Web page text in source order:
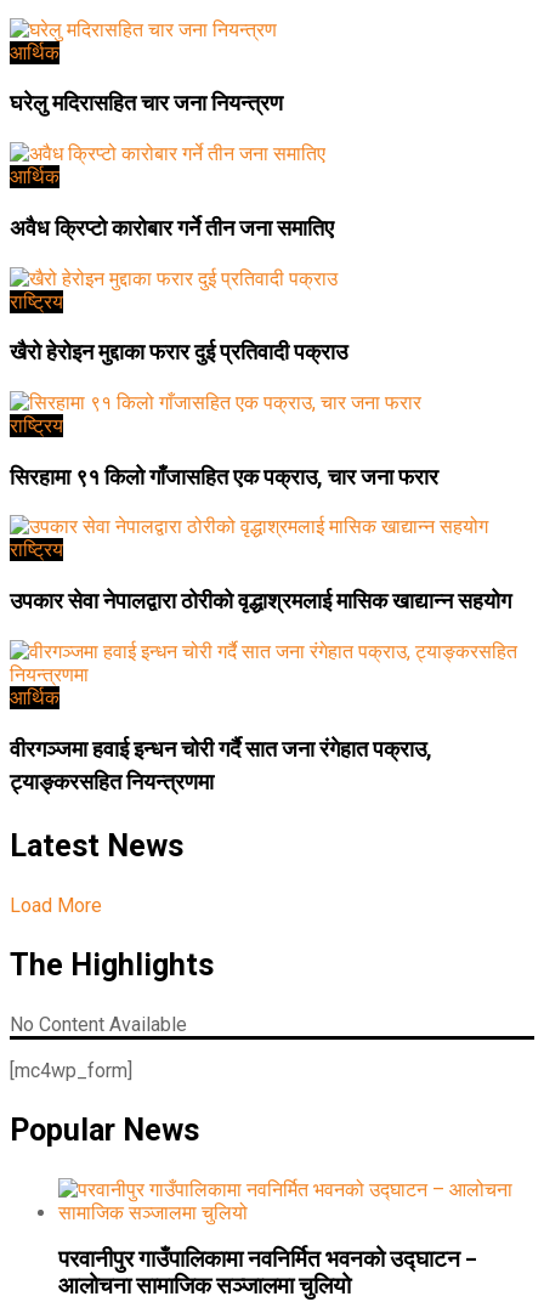
आर्थिक
घरेलु मदिरासहित चार जना नियन्त्रण
आर्थिक
अवैध क्रिप्टो कारोबार गर्ने तीन जना समातिए
राष्ट्रिय
खैरो हेरोइन मुद्दाका फरार दुई प्रतिवादी पक्राउ
राष्ट्रिय
सिरहामा ९१ किलो गाँजासहित एक पक्राउ, चार जना फरार
राष्ट्रिय
उपकार सेवा नेपालद्वारा ठोरीको वृद्धाश्रमलाई मासिक खाद्यान्न सहयोग
आर्थिक
वीरगञ्जमा हवाई इन्धन चोरी गर्दै सात जना रंगेहात पक्राउ,
ट्याङ्करसहित नियन्त्रणमा
Latest News
Load More
The Highlights
No Content Available
[mc4wp_form]
Popular News
परवानीपुर गाउँपालिकामा नवनिर्मित भवनको उद्घाटन –
आलोचना सामाजिक सञ्जालमा चुलियो